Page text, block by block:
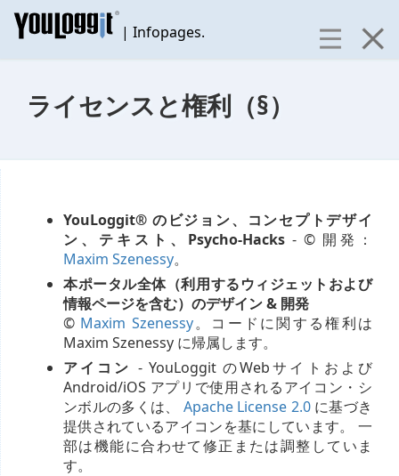
| Infopages.
ライセンスと権利（§）
YouLoggit® のビジョン、コンセプトデザイ
ン、テキスト、Psycho-Hacks - © 開発：
Maxim Szenessy。
本ポータル全体（利用するウィジェットおよび
情報ページを含む）のデザイン & 開発
© Maxim Szenessy。コードに関する権利は
Maxim Szenessy に帰属します。
アイコン - YouLoggit のWebサイトおよび
Android/iOS アプリで使用されるアイコン・シ
ンボルの多くは、 Apache License 2.0に基づき
提供されているアイコンを基にしています。 一
部は機能に合わせて修正または調整していま
す。